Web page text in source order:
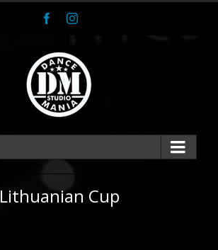
FacebookInstagram
Lithuanian Cup